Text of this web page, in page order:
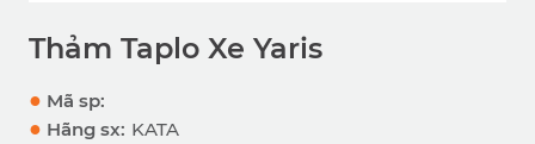
Thảm Taplo Xe Yaris
● Mã sp:
● Hãng sx: KATA